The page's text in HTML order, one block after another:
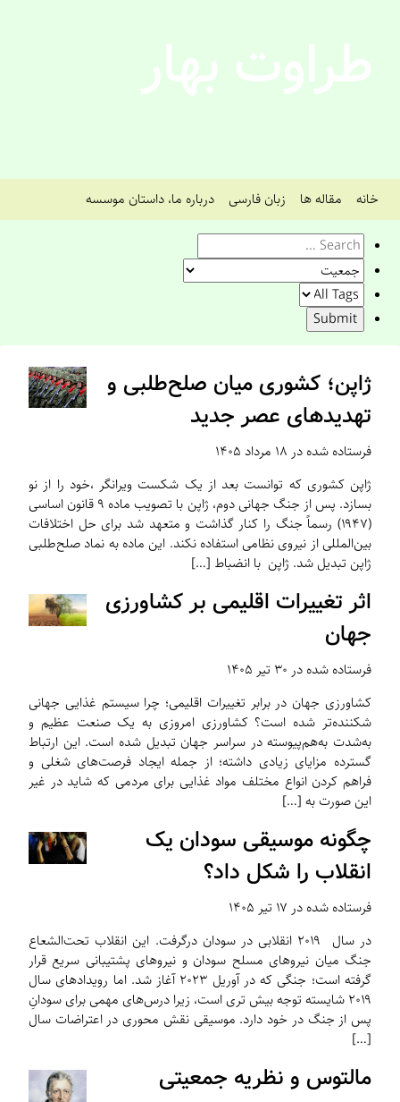
طراوت بهار
خانه مقاله ها زبان فارسی درباره ما، داستان موسسه
ژاپن؛ کشوری میان صلح‌طلبی و
تهدیدهای عصر جدید
فرستاده شده در ۱۸ مرداد ۱۴۰۵
ژاپن کشوری که توانست بعد از یک شکست ویرانگر ،خود را از نو
بسازد. پس از جنگ جهانی دوم، ژاپن با تصویب ماده ۹ قانون اساسی
(۱۹۴۷) رسماً جنگ را کنار گذاشت و متعهد شد برای حل اختلافات
بین‌المللی از نیروی نظامی استفاده نکند. این ماده به نماد صلح‌طلبی
ژاپن تبدیل شد. ژاپن با انضباط […]
اثر تغییرات اقلیمی بر کشاورزی
جهان
فرستاده شده در ۳۰ تیر ۱۴۰۵
کشاورزی جهان در برابر تغییرات اقلیمی؛ چرا سیستم غذایی جهانی
شکننده‌تر شده است؟ کشاورزی امروزی به یک صنعت عظیم و
به‌شدت به‌هم‌پیوسته در سراسر جهان تبدیل شده است. این ارتباط
گسترده مزایای زیادی داشته؛ از جمله ایجاد فرصت‌های شغلی و
فراهم کردن انواع مختلف مواد غذایی برای مردمی که شاید در غیر
این صورت به […]
چگونه موسیقی سودان یک
انقلاب را شکل داد؟
فرستاده شده در ۱۷ تیر ۱۴۰۵
در سال ۲۰۱۹ انقلابی در سودان درگرفت. این انقلاب تحت‌الشعاع
جنگ میان نیروهای مسلح سودان و نیروهای پشتیبانی سریع قرار
گرفته است؛ جنگی که در آوریل ۲۰۲۳ آغاز شد. اما رویدادهای سال
۲۰۱۹ شایسته توجه بیش تری است، زیرا درس‌های مهمی برای سودانِ
پس از جنگ در خود دارد. موسیقی نقش محوری در اعتراضات سال
[…]
مالتوس و نظریه جمعیتی